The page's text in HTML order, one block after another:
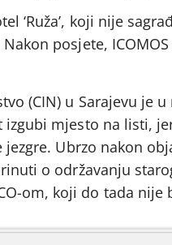
‘Ruža’, koji nije
posjete,
(CIN) u Sarajevu je
mjesto na listi,
Ubrzo nakon
o održavanju
om, koji do tada nije